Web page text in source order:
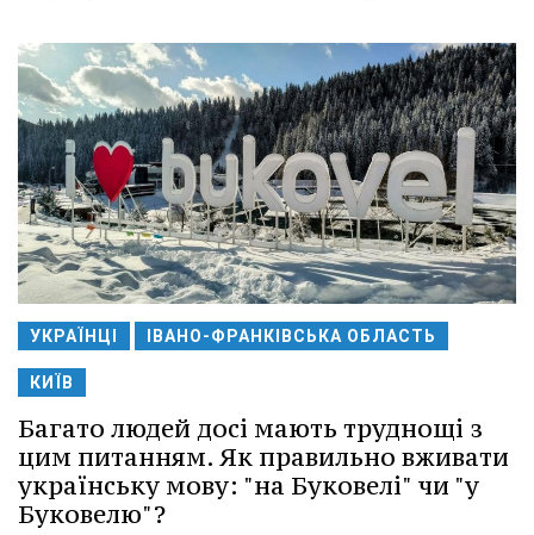
УКРАЇНЦІ ІВАНО-ФРАНКІВСЬКА ОБЛАСТЬ
КИЇВ
Багато людей досі мають труднощі з
цим питанням. Як правильно вживати
українську мову: "на Буковелі" чи "у
Буковелю"?